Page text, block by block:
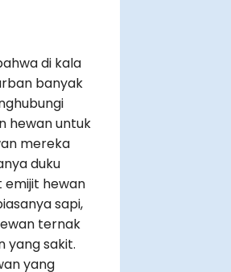
di kala
banyak
hewan untuk
mereka
duku
hewan
sapi,
ternak
yang sakit.
yang